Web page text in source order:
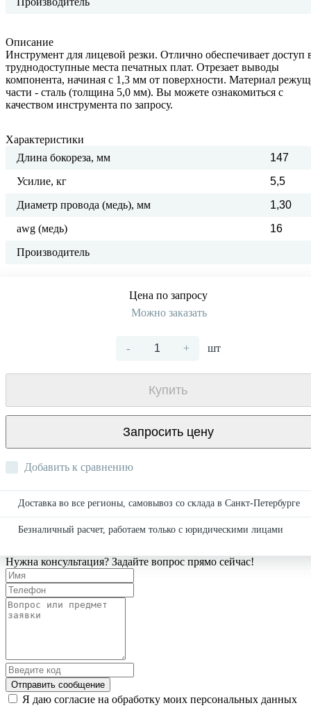
Описание
Инструмент для лицевой резки. Отлично обеспечивает доступ
труднодоступные места печатных плат. Отрезает выводы
компонента, начиная с 1,3 мм от поверхности. Материал
части - сталь (толщина 5,0 мм). Вы можете ознакомиться с
качеством инструмента по запросу.
Характеристики
Длина бокореза, мм
147
Усилие, кг
5,5
Диаметр провода (медь), мм
1,30
awg (медь)
16
Производитель
Цена по запросу
Можно заказать
- + шт
Купить
Запросить цену
Добавить к сравнению
Доставка во все регионы, самовывоз со склада в Санкт-Петербурге
Безналичный расчет, работаем только с юридическими лицами
Нужна консультация? Задайте вопрос прямо сейчас!
Отправить сообщение
Я даю согласие на обработку моих персональных данных